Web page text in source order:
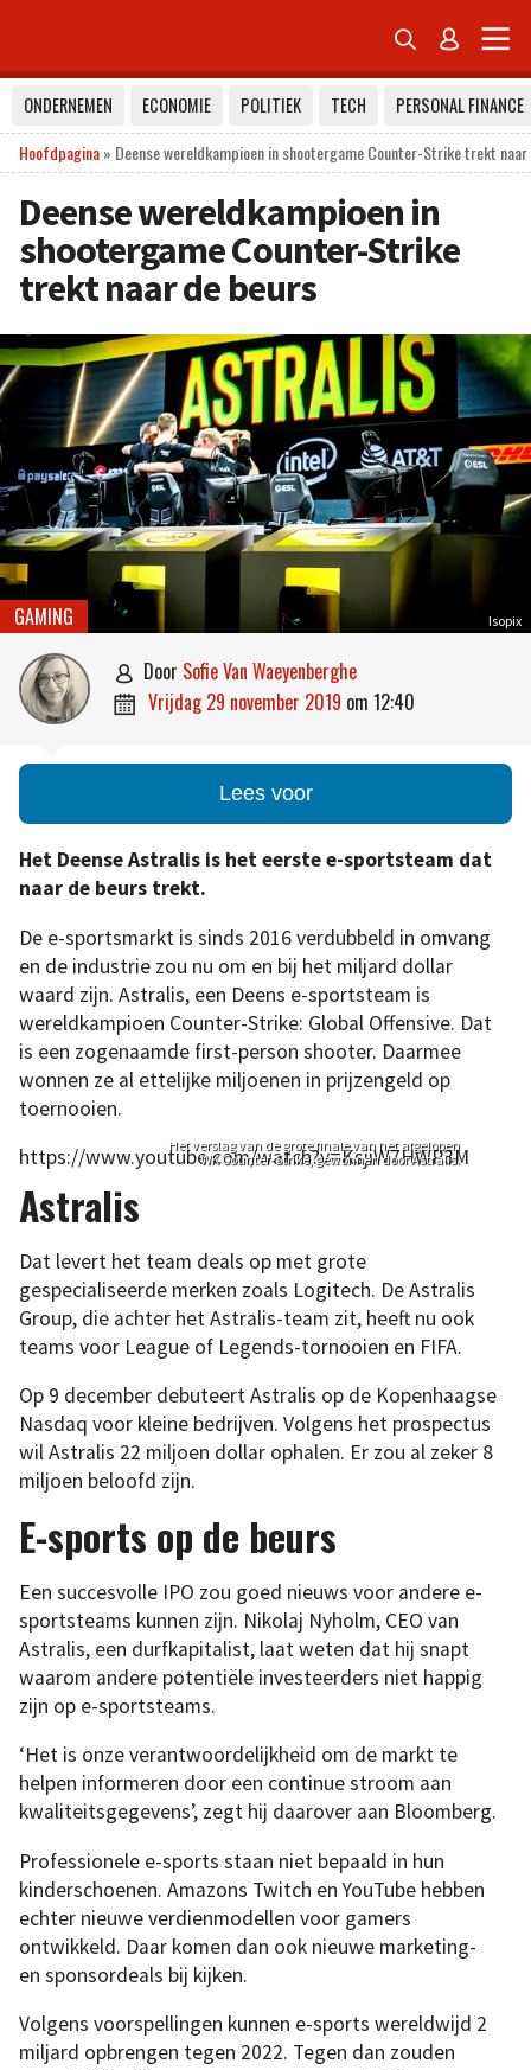
 
ONDERNEMEN ECONOMIE POLITIEK TECH
PERSONAL FINANCE
Hoofdpagina» Deense wereldkampioen in shootergame Counter-Strike trekt
Deense wereldkampioen in
shootergame Counter-Strike
trekt naar de beurs
Isopix
GAMING
 door Sofie Van Waeyenberghe
 vrijdag 29 november 2019 om 12:40
Lees voor
Het Deense Astralis is het eerste e-sportsteam dat
naar de beurs trekt.
De e-sportsmarkt is sinds 2016 verdubbeld in omvang
en de industrie zou nu om en bij het miljard dollar
waard zijn. Astralis, een Deens e-sportsteam is
wereldkampioen Counter-Strike: Global Offensive. Dat
is een zogenaamde first-person shooter. Daarmee
wonnen ze al ettelijke miljoenen in prijzengeld op
toernooien.
https://www.youtube.com/watch?v=KsjiW7HWP3M
Het verslag van de grote finale van het afgelopen
WK Counter-Strike, gewonnen door Astralis.
Astralis
Dat levert het team deals op met grote
gespecialiseerde merken zoals Logitech. De Astralis
Group, die achter het Astralis-team zit, heeft nu ook
teams voor League of Legends-tornooien en FIFA.
Op 9 december debuteert Astralis op de Kopenhaagse
Nasdaq voor kleine bedrijven. Volgens het prospectus
wil Astralis 22 miljoen dollar ophalen. Er zou al zeker 8
miljoen beloofd zijn.
E-sports op de beurs
Een succesvolle IPO zou goed nieuws voor andere e-
sportsteams kunnen zijn. Nikolaj Nyholm, CEO van
Astralis, een durfkapitalist, laat weten dat hij snapt
waarom andere potentiële investeerders niet happig
zijn op e-sportsteams.
‘Het is onze verantwoordelijkheid om de markt te
helpen informeren door een continue stroom aan
kwaliteitsgegevens’, zegt hij daarover aan Bloomberg.
Professionele e-sports staan niet bepaald in hun
kinderschoenen. Amazons Twitch en YouTube hebben
echter nieuwe verdienmodellen voor gamers
ontwikkeld. Daar komen dan ook nieuwe marketing-
en sponsordeals bij kijken.
Volgens voorspellingen kunnen e-sports wereldwijd 2
miljard opbrengen tegen 2022. Tegen dan zouden